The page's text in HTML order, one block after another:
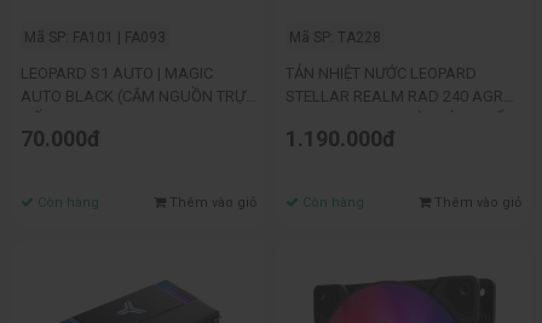
Mã SP: FA101 | FA093
LEOPARD S1 AUTO | MAGIC
AUTO BLACK (CẮM NGUỒN TRỰC
70.000đ
Còn hàng Thêm vào giỏ
Mã SP: TA228
TẢN NHIỆT NƯỚC LEOPARD
STELLAR REALM RAD 240 AGRB
THỊ NHIỆT ĐỘ)
1.190.000đ
Còn hàng Thêm vào giỏ